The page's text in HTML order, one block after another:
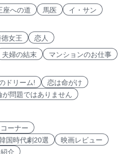
座への道 馬医
イ・サン
徳女王 恋人
夫婦の結末
マンションのお仕事
ドリーム!
恋は命がけ
が問題ではありません
ーナー
国時代劇20選
映画レビュー
介